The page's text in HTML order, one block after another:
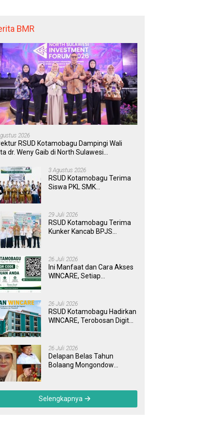
BMR
2026
RSUD Kotamobagu Dampingi Wali
dr. Weny Gaib di North Sulawesi
3 Agustus 2026
RSUD Kotamobagu Terima
Siswa PKL SMK
dan Layanan Kesehatan
29 Juli 2026
RSUD Kotamobagu Terima
Kunker Kancab BPJS
Wujudkan UHC
26 Juli 2026
Ini Manfaat dan Cara Akses
WINCARE, Setiap
Dipantau Dan Ditangani
dengan Tuntas
26 Juli 2026
RSUD Kotamobagu Hadirkan
WINCARE, Terobosan Digital
yang Cepat, Transparan, dan
Responsif
26 Juli 2026
Delapan Belas Tahun
Bolaang Mongondow
Sebuah Daerah yang
Menolak Tertinggal
Selengkapnya